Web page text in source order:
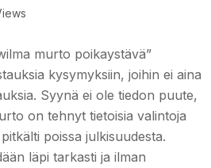
murto poikaystävä”
kysymyksiin, joihin ei aina
Syynä ei ole tiedon puute,
on tehnyt tietoisia valintoja
poissa julkisuudesta.
läpi tarkasti ja ilman